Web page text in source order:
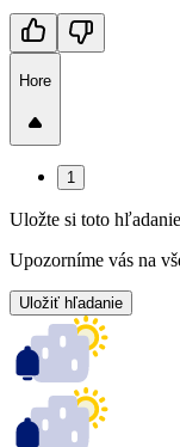
Hore
1
Uložte si toto hľadanie
Upozorníme vás na
Uložiť hľadanie